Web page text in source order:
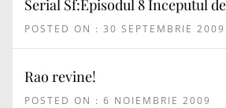
Serial Sf:Episodul 8 Inceputul
POSTED ON : 30 SEPTEMBRIE 2009
Rao revine!
POSTED ON : 6 NOIEMBRIE 2009